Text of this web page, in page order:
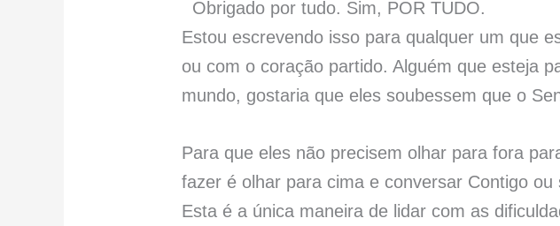
Obrigado por tudo. Sim, POR TUDO.
Estou escrevendo isso para qualquer um que
ou com o coração partido. Alguém que esteja
mundo, gostaria que eles soubessem que o
Para que eles não precisem olhar para fora
fazer é olhar para cima e conversar Contigo
Esta é a única maneira de lidar com as